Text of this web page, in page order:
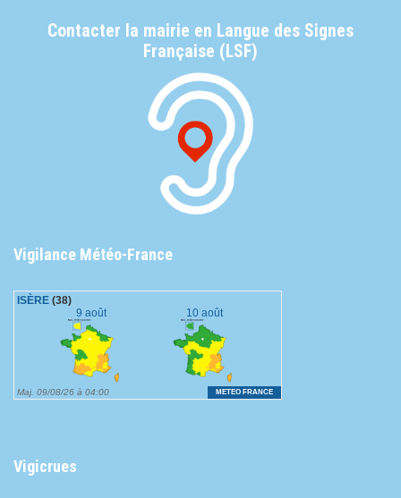
Contacter la mairie en Langue des Signes
Française (LSF)
Vigilance Météo-France
Vigicrues